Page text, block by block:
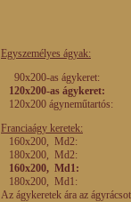
Listaár
Egyszemélyes ágyak:
90x200-as ágykeret:
120x200-as ágykeret:
120x200
Franciaágy keretek:
160x200,
180x200, Md2:
160x200, Md1:
180x200, Md1:
Az ágykeretek ára az